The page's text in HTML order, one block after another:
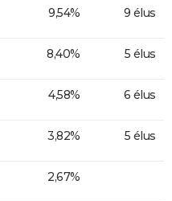
9,54% 9 élus
8,40% 5 élus
4,58% 6 élus
3,82% 5 élus
2,67%